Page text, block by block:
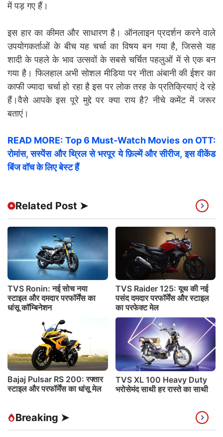
में पड़ गए हैं।
इस हार का कीमत और साधारण है। ऑनलाइन प्रदर्शन करने वाले
उपयोगकर्ताओं के बीच यह चर्चा का विषय बन गया है, जिससे यह
शादी के पहले के भाव उत्सवों के सबसे चर्चित पहलुओं में से एक बन
गया है। फिलहाल अभी सोशल मीडिया पर नीता अंबानी की ईशर का
काफी ज्यादा चर्चा हो रहा है इस पर लोक तरह के प्रतिक्रियाएं दे रहे
हैं।वैसे आपके इस पूरे मुद्दे पर क्या राय है? नीचे कमेंट में जरूर
बताएं।
READ MORE: Top 6 Must-Watch Movies on OTT:
रोमांस, सस्पेंस और थ्रिल से भरपूर ये फ़िल्में और सीरीज, इस वीकेंड
बिंज वॉच के लिए बेस्ट हैं
Related Post ➤
TVS Ronin: नई सोच नया
स्टाइल और दमदार परफॉर्मेंस का
धांसू कॉम्बिनेशन
TVS Raider 125: यूथ की नई
पसंद दमदार परफॉर्मेंस और स्टाइल
का परफेक्ट मेल
Bajaj Pulsar RS 200: रफ्तार
स्टाइल और परफॉर्मेंस का धांसू मेल
TVS XL 100 Heavy Duty
भरोसेमंद साथी हर रास्ते का साथी
Breaking ➤